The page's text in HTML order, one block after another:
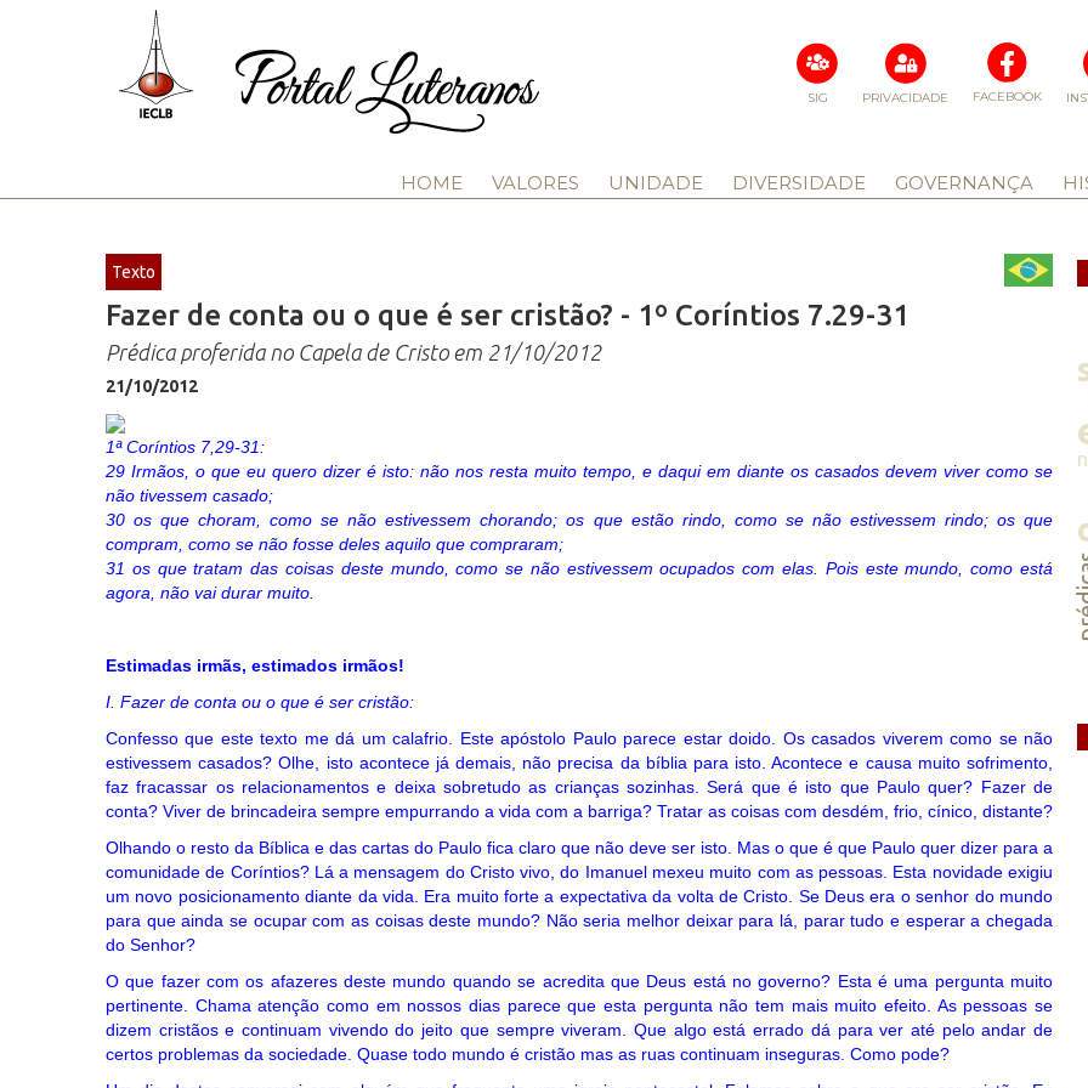
FACEBOOK
PRIVACIDADE
SIG
HOME VALORES UNIDADE DIVERSIDADE GOVERNANÇA
Texto
Fazer de conta ou o que é ser cristão? - 1º Coríntios 7.29-31
Prédica proferida no Capela de Cristo em 21/10/2012
21/10/2012
1ª Coríntios 7,29-31:
29 Irmãos, o que eu quero dizer é isto: não nos resta muito tempo, e daqui em diante os casados devem viver como se
não tivessem casado;
30 os que choram, como se não estivessem chorando; os que estão rindo, como se não estivessem rindo; os que
compram, como se não fosse deles aquilo que compraram;
31 os que tratam das coisas deste mundo, como se não estivessem ocupados com elas. Pois este mundo, como está
agora, não vai durar muito.
Estimadas irmãs, estimados irmãos!
I. Fazer de conta ou o que é ser cristão:
Confesso que este texto me dá um calafrio. Este apóstolo Paulo parece estar doido. Os casados viverem como se não
estivessem casados? Olhe, isto acontece já demais, não precisa da bíblia para isto. Acontece e causa muito sofrimento,
faz fracassar os relacionamentos e deixa sobretudo as crianças sozinhas. Será que é isto que Paulo quer? Fazer de
conta? Viver de brincadeira sempre empurrando a vida com a barriga? Tratar as coisas com desdém, frio, cínico, distante?
Olhando o resto da Bíblica e das cartas do Paulo fica claro que não deve ser isto. Mas o que é que Paulo quer dizer para a
comunidade de Coríntios? Lá a mensagem do Cristo vivo, do Imanuel mexeu muito com as pessoas. Esta novidade exigiu
um novo posicionamento diante da vida. Era muito forte a expectativa da volta de Cristo. Se Deus era o senhor do mundo
para que ainda se ocupar com as coisas deste mundo? Não seria melhor deixar para lá, parar tudo e esperar a chegada
do Senhor?
O que fazer com os afazeres deste mundo quando se acredita que Deus está no governo? Esta é uma pergunta muito
pertinente. Chama atenção como em nossos dias parece que esta pergunta não tem mais muito efeito. As pessoas se
dizem cristãos e continuam vivendo do jeito que sempre viveram. Que algo está errado dá para ver até pelo andar de
certos problemas da sociedade. Quase todo mundo é cristão mas as ruas continuam inseguras. Como pode?